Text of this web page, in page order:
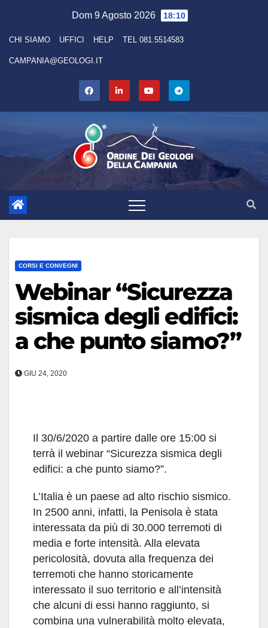
content
Dom 9 Agosto 2026 18:10
CHI SIAMO UFFICI HELP TEL 081.5514583
CAMPANIA@GEOLOGI.IT
CORSI E CONVEGNI
Webinar “Sicurezza
sismica degli edifici:
a che punto siamo?”
GIU 24, 2020
Il 30/6/2020 a partire dalle ore 15:00 si
terrà il webinar “Sicurezza sismica degli
edifici: a che punto siamo?”.
L’Italia è un paese ad alto rischio sismico.
In 2500 anni, infatti, la Penisola è stata
interessata da più di 30.000 terremoti di
media e forte intensità. Alla elevata
pericolosità, dovuta alla frequenza dei
terremoti che hanno storicamente
interessato il suo territorio e all’intensità
che alcuni di essi hanno raggiunto, si
combina una vulnerabilità molto elevata,